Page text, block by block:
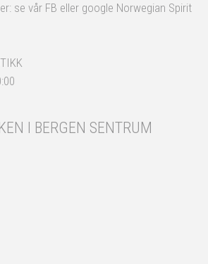
se vår FB eller google Norwegian Spirit
I BERGEN SENTRUM